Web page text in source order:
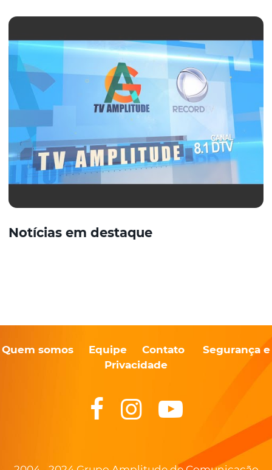
Notícias em destaque
Quem somos Equipe Contato
Segurança e
Privacidade